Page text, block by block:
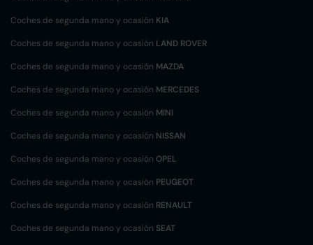
Coches de segunda mano y ocasión KIA
Coches de segunda mano y ocasión LAND ROVER
Coches de segunda mano y ocasión MAZDA
Coches de segunda mano y ocasión MERCEDES
Coches de segunda mano y ocasión MINI
Coches de segunda mano y ocasión NISSAN
Coches de segunda mano y ocasión OPEL
Coches de segunda mano y ocasión PEUGEOT
Coches de segunda mano y ocasión RENAULT
Coches de segunda mano y ocasión SEAT